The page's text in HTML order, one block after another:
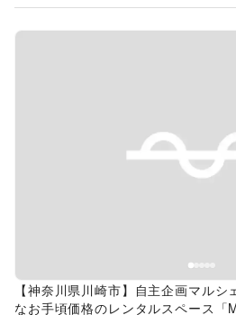
Previous slide
【神奈川県川崎市】自主企画マル
なお手頃価格のレンタルスペース